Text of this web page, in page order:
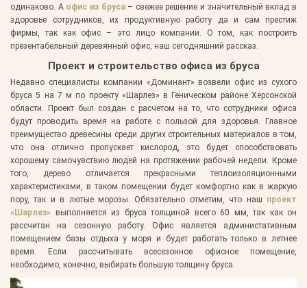
одинаково. А офис из бруса– свежее решение и значительный вклад в
здоровье сотрудников, их продуктивную работу да и сам престиж
фирмы, так как офис – это лицо компании. О том, как построить
презентабельный деревянный офис, наш сегодняшний рассказ.
Проект и строительство офиса из бруса
Недавно специалисты компании «Доминант» возвели офис из сухого
бруса 5 на 7 м по проекту «Шарлез» в Геническом районе Херсонской
области. Проект был создан с расчетом на то, что сотрудники офиса
будут проводить время на работе с пользой для здоровья. Главное
преимущество древесины среди других строительных материалов в том,
что она отлично пропускает кислород, это будет способствовать
хорошему самочувствию людей на протяжении рабочей недели. Кроме
того, дерево отличается прекрасными теплоизоляционными
характеристиками, в таком помещении будет комфортно как в жаркую
пору, так и в лютые морозы. Обязательно отметим, что наш проект
«Шарлез» выполняется из бруса толщиной всего 60 мм, так как он
рассчитан на сезонную работу. Офис является администативным
помещением базы отдыха у моря и будет работать только в летнее
время. Если рассчитывать всесезонное офисное помещение,
необходимо, конечно, выбирать большую толщину бруса.